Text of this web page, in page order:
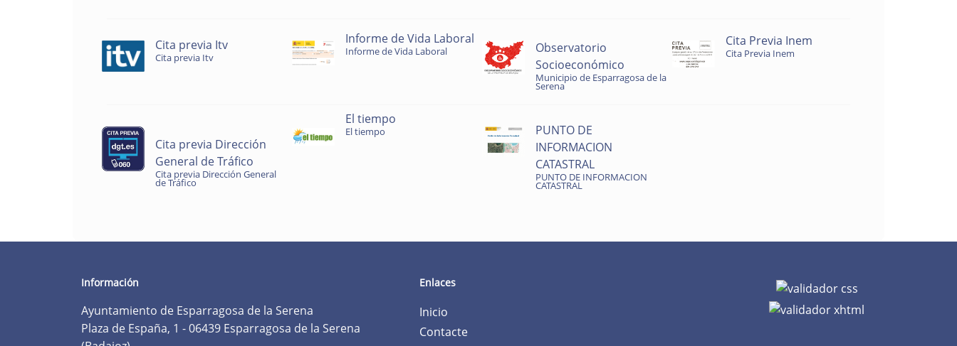
Cita previa Itv
Cita previa Itv
Informe de Vida Laboral
Informe de Vida Laboral
Observatorio
Socioeconómico
Municipio de Esparragosa de la
Serena
Cita Previa Inem
Cita Previa Inem
Cita previa Dirección
General de Tráfico
Cita previa Dirección General
de Tráfico
El tiempo
El tiempo
PUNTO DE
INFORMACION
CATASTRAL
PUNTO DE INFORMACION
CATASTRAL
Información
Ayuntamiento de Esparragosa de la Serena
Plaza de España, 1 - 06439 Esparragosa de la Serena
Enlaces
Inicio
Contacte